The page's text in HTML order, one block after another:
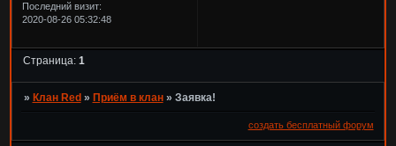
Последний визит:
2020-08-26 05:32:48
Страница: 1
» Клан Red » Приём в клан » Заявка!
создать бесплатный форум